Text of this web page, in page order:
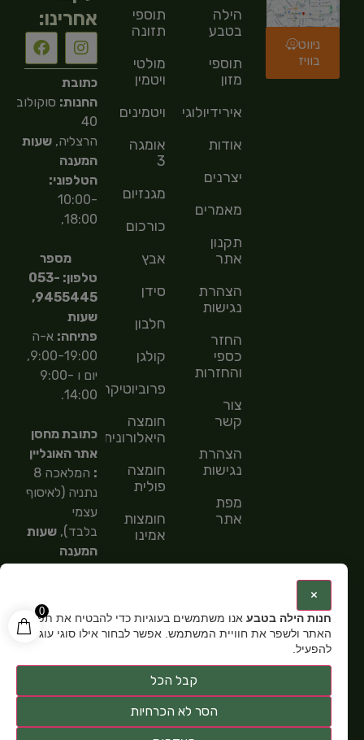
0
ניווט
בוויז
הילה
בטבע
תוספי
מזון
אירידיולוגיה
אודות
יצרנים
מאמרים
תקנון
אתר
הצהרת
נגישות
החזר
כספי
והחזרות
צור
קשר
הצהרת
נגישות
מפת
אתר
תוספי
תזונה
מולטי
ויטמין
ויטמינים
אומגה
3
מגנזיום
כורכום
אבץ
סידן
חלבון
קולגן
פרוביוטיקה
חומצה
היאלורונית
חומצה
פולית
חומצות
אמינו
חומצות
אחרינו:
כתובת
החנות: סוקולוב
40
הרצליה,שעות
המענה
הטלפוני:
10:00-
18:00,
מספר
טלפון: 053-
9455445,
שעות
פתיחה: א-ה
9:00-19:00,
יום ו 9:00-
14:00.
כתובת מחסן
אתר האונליין
:
המלאכה 8
נתניה (לאיסוף
עצמי
בלבד),שעות
המענה
מספר
טלפון: 054-
פתיחה:א-ה
×
חנות הילה בטבע אנו משתמשים בעוגיות כדי להבטיח את תפקוד
האתר ולשפר את חוויית המשתמש. אפשר לבחור אילו סוגי עוגיות
להפעיל.
קבל הכל
הסר לא הכרחיות